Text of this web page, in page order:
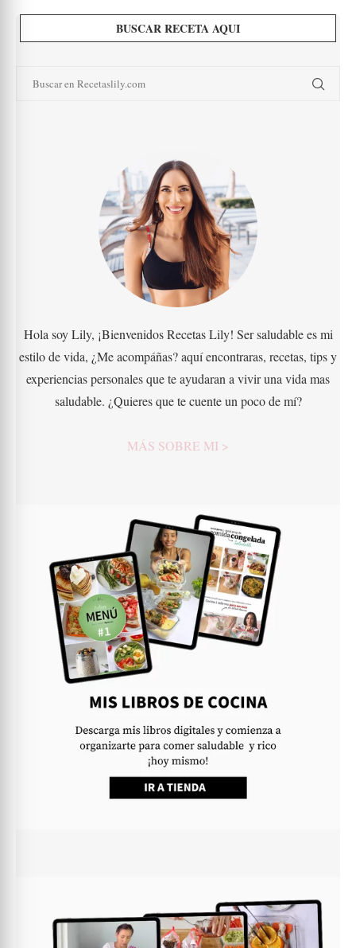
BUSCAR RECETA AQUI
Hola soy Lily, ¡Bienvenidos Recetas Lily! Ser saludable es mi
estilo de vida, ¿Me acompáñas? aquí encontraras, recetas, tips y
experiencias personales que te ayudaran a vivir una vida mas
saludable. ¿Quieres que te cuente un poco de mí?
MÁS SOBRE MI >